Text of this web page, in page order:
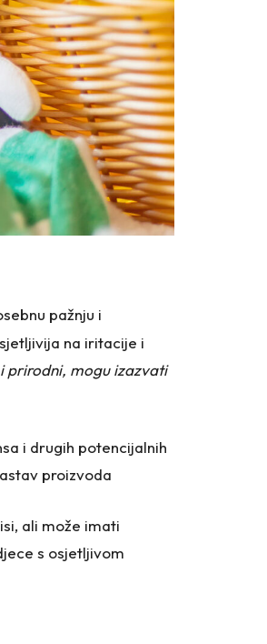
Nema proizvoda u košarici.
Go To Shop
pažnju i
na iritacije i
prirodni, mogu izazvati
i drugih potencijalnih
proizvoda
ali može imati
s osjetljivom